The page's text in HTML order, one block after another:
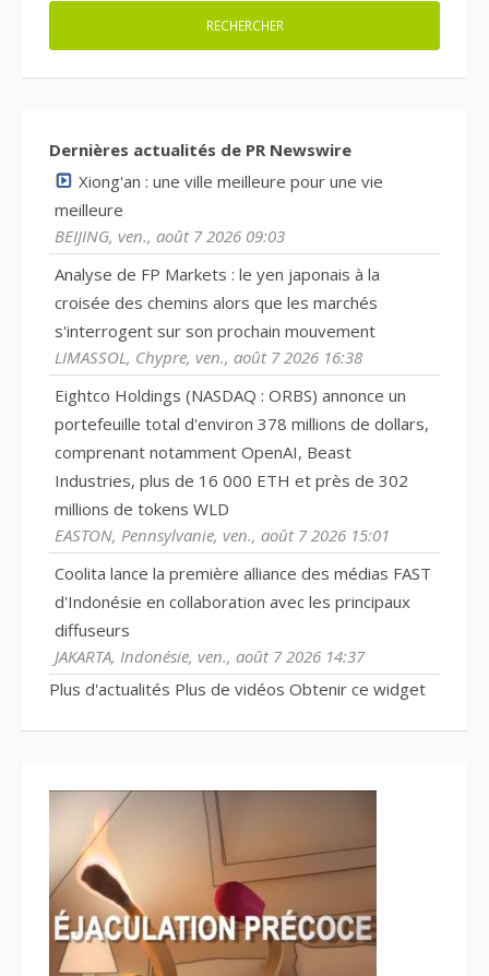
Dernières actualités de PR Newswire
Xiong'an : une ville meilleure pour une vie
meilleure
BEIJING, ven., août 7 2026 09:03
Analyse de FP Markets : le yen japonais à la
croisée des chemins alors que les marchés
s'interrogent sur son prochain mouvement
LIMASSOL, Chypre, ven., août 7 2026 16:38
Eightco Holdings (NASDAQ : ORBS) annonce un
portefeuille total d'environ 378 millions de dollars,
comprenant notamment OpenAI, Beast
Industries, plus de 16 000 ETH et près de 302
millions de tokens WLD
EASTON, Pennsylvanie, ven., août 7 2026 15:01
Coolita lance la première alliance des médias FAST
d'Indonésie en collaboration avec les principaux
diffuseurs
JAKARTA, Indonésie, ven., août 7 2026 14:37
Plus d'actualités Plus de vidéos Obtenir ce widget